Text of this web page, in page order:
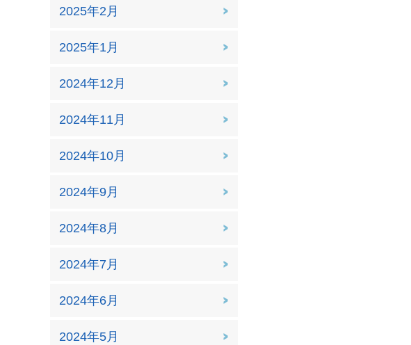
2025年2月
2025年1月
2024年12月
2024年11月
2024年10月
2024年9月
2024年8月
2024年7月
2024年6月
2024年5月